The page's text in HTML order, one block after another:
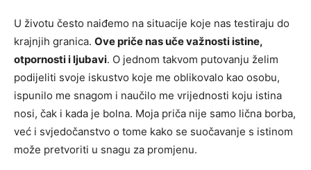
U životu često naiđemo na situacije koje nas testiraju do
krajnjih granica. Ove priče nas uče važnosti istine,
otpornosti i ljubavi. O jednom takvom putovanju želim
podijeliti svoje iskustvo koje me oblikovalo kao osobu,
ispunilo me snagom i naučilo me vrijednosti koju istina
nosi, čak i kada je bolna. Moja priča nije samo lična borba,
već i svjedočanstvo o tome kako se suočavanje s istinom
može pretvoriti u snagu za promjenu.